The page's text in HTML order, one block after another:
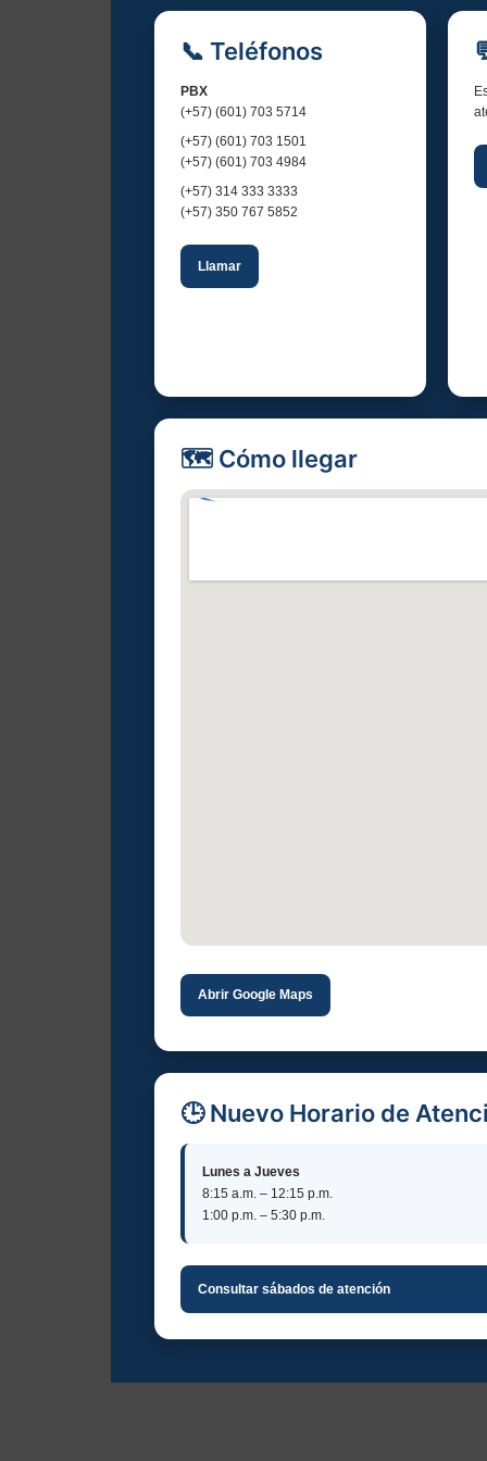
📞 Teléfonos
PBX
(+57) (601) 703 5714
(+57) (601) 703 1501
(+57) (601) 703 4984
(+57) 314 333 3333
(+57) 350 767 5852
Llamar
🗺️ Cómo llegar
Abrir Google Maps
🕒 Nuevo Horario de
Lunes a Jueves
8:15 a.m. – 12:15 p.m.
1:00 p.m. – 5:30 p.m.
Consultar sábados de atención